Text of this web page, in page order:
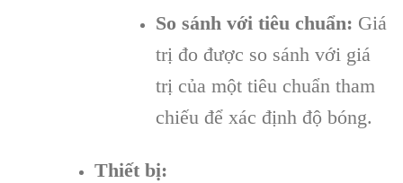
So sánh với tiêu chuẩn: Giá
trị đo được so sánh với giá
trị của một tiêu chuẩn tham
chiếu để xác định độ bóng.
Thiết bị: